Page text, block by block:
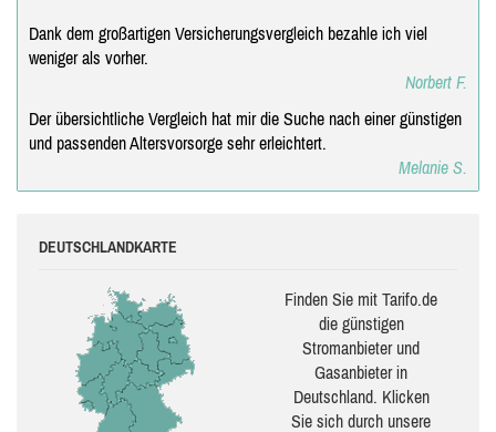
Dank dem großartigen Versicherungsvergleich bezahle ich viel
weniger als vorher.
Norbert F.
Der übersichtliche Vergleich hat mir die Suche nach einer günstigen
und passenden Altersvorsorge sehr erleichtert.
Melanie S.
DEUTSCHLANDKARTE
Finden Sie mit Tarifo.de
die güns­ti­gen
Stromanbieter und
Gasanbieter in
Deutschland. Klicken
Sie sich durch unsere